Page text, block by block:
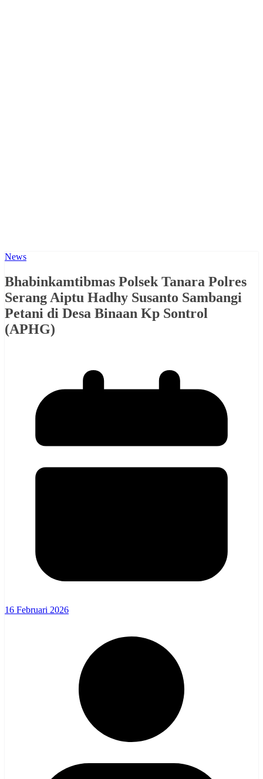
News
Bhabinkamtibmas Polsek Tanara Polres
Serang Aiptu Hadhy Susanto Sambangi
Petani di Desa Binaan Kp Sontrol
(APHG)
16 Februari 2026